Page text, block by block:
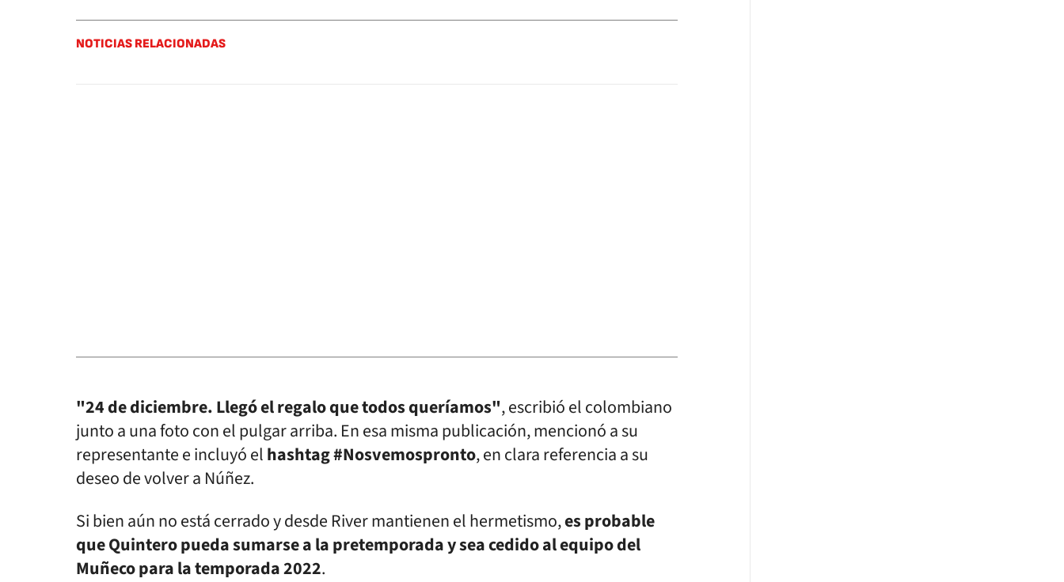
NOTICIAS RELACIONADAS
"24 de diciembre. Llegó el regalo que todos queríamos", escribió el colombiano
junto a una foto con el pulgar arriba. En esa misma publicación, mencionó a su
representante e incluyó elhashtag #Nosvemospronto, en clara referencia a su
deseo de volver a Núñez.
Si bien aún no está cerrado y desde River mantienen el hermetismo,es probable
que Quintero pueda sumarse a la pretemporada y sea cedido al equipo del
Muñeco para la temporada 2022.